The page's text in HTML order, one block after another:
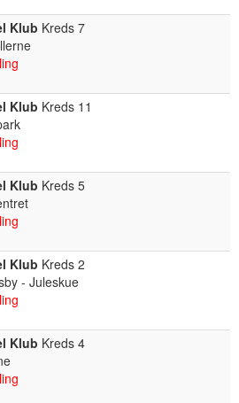
Klub Kreds 7
Klub Kreds 11
Klub Kreds 5
Klub Kreds 2
- Juleskue
Klub Kreds 4